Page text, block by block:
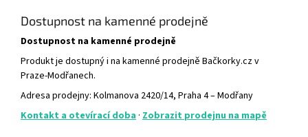
Dostupnost na kamenné prodejně
Dostupnost na kamenné prodejně
Produkt je dostupný i na kamenné prodejně Bačkorky.cz v
Praze-Modřanech.
Adresa prodejny: Kolmanova 2420/14, Praha 4 – Modřany
Kontakt a otevírací doba · Zobrazit prodejnu na mapě